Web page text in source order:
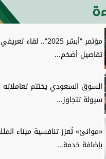
مؤتمر ”أبشر 2025”..
تفاصيل أضخم...
السوق السعودي يختتم تعاملاته
سيولة تتجاوز...
«موانئ» تُعزز تنافسية ميناء
بإضافة خدمة...